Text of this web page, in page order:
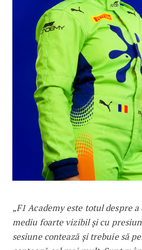
„F1 Academy este totul despre
mediu foarte vizibil și cu
sesiune contează și trebuie să